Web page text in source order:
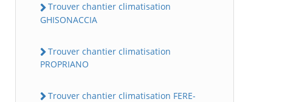
Trouver chantier climatisation
GHISONACCIA
Trouver chantier climatisation
PROPRIANO
Trouver chantier climatisation FERE-